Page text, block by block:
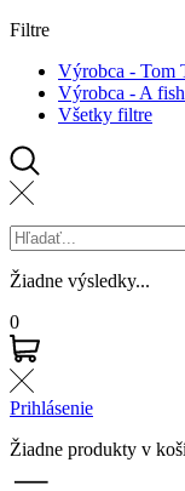
Filtre
Výrobca - Tom
Výrobca - A
Všetky filtre
Žiadne výsledky...
0
Prihlásenie
Žiadne produkty v